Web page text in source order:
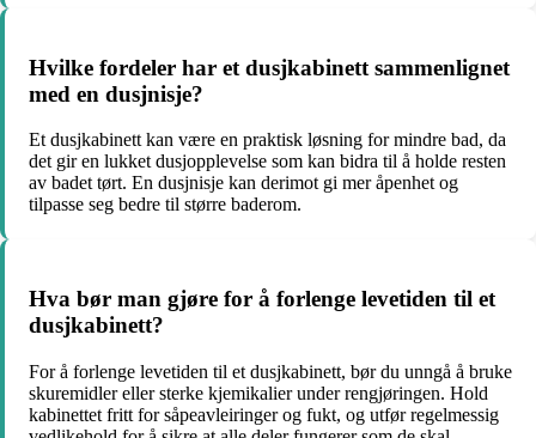
Hvilke fordeler har et dusjkabinett sammenlignet
med en dusjnisje?
Et dusjkabinett kan være en praktisk løsning for mindre bad, da
det gir en lukket dusjopplevelse som kan bidra til å holde resten
av badet tørt. En dusjnisje kan derimot gi mer åpenhet og
tilpasse seg bedre til større baderom.
Hva bør man gjøre for å forlenge levetiden til et
dusjkabinett?
For å forlenge levetiden til et dusjkabinett, bør du unngå å bruke
skuremidler eller sterke kjemikalier under rengjøringen. Hold
kabinettet fritt for såpeavleiringer og fukt, og utfør regelmessig